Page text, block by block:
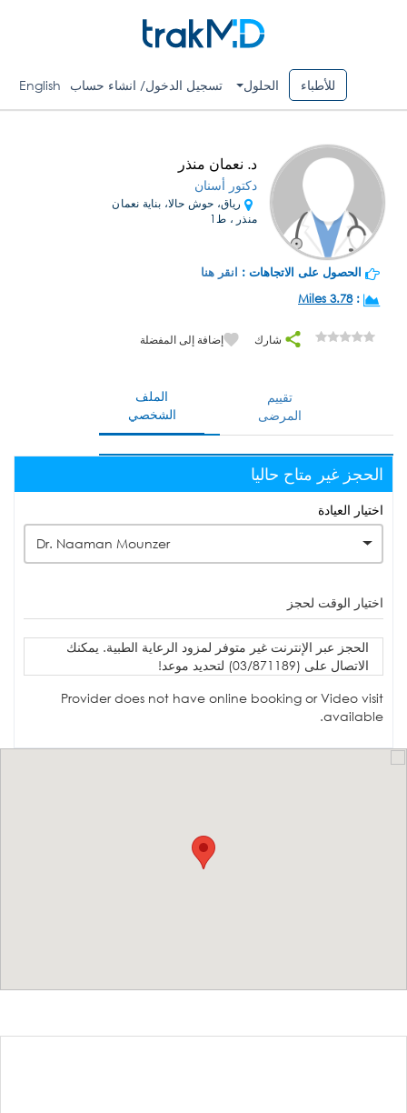
للأطباء الحلول تسجيل الدخول/ انشاء حساب English
د. نعمان منذر
دكتور أسنان
رياق، حوش حالا، بناية نعمان
منذر ، ط1
الحصول على الاتجاهات : انقر هنا
:
3.78 Miles
شارك إضافة إلى المفضلة
الملف
الشخصي
تقييم
المرضى
الحجز غير متاح حاليا
اختيار العيادة
Dr. Naaman Mounzer
اختيار الوقت لحجز
الحجز عبر الإنترنت غير متوفر لمزود الرعاية الطبية. يمكنك
الاتصال على (03/871189) لتحديد موعد!
Provider does not have online booking or Video visit
available.